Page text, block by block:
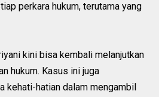
perkara hukum, terutama yang
kini bisa kembali melanjutkan
hukum. Kasus ini juga
kehati-hatian dalam mengambil